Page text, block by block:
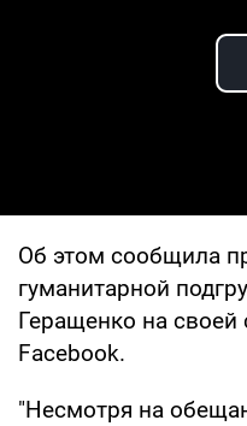
Об этом сообщила
гуманитарной
Геращенко на своей
Facebook.
"Несмотря на